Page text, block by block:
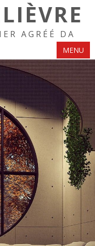
AGRÉÉ DA
MENU